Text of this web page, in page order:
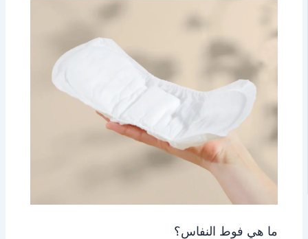
ما هي فوط النفاس؟